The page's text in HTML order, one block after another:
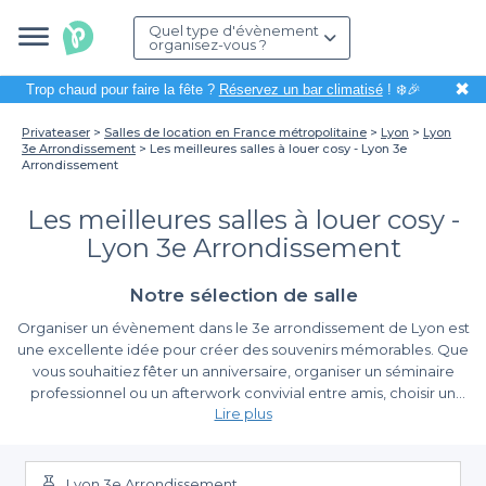
Quel type d'évènement
organisez-vous ?
Trop chaud pour faire la fête ? Réservez un bar climatisé! ❄️🎉 ✖
Privateaser Salles de location en France métropolitaine Lyon
Lyon
3e Arrondissement
Les meilleures salles à louer cosy - Lyon 3e
Arrondissement
Les meilleures salles à louer cosy -
Lyon 3e Arrondissement
Notre sélection de salle
Organiser un évènement dans le 3e arrondissement de Lyon est
une excellente idée pour créer des souvenirs mémorables. Que
vous souhaitiez fêter un anniversaire, organiser un séminaire
professionnel ou un afterwork convivial entre amis, choisir un
espace accueillant et chaleureux est essentiel pour la réussite
gastronomie reconnue, vous offre une multitude de lieux à la
décoration cosy qui sauront séduire vos invités.
Un large éventail de lieux disponibles
Lire plus